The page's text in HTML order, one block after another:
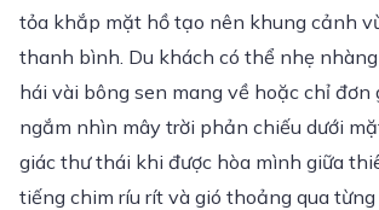
tỏa khắp mặt hồ tạo nên khung cảnh
thanh bình. Du khách có thể nhẹ nhàng
hái vài bông sen mang về hoặc chỉ đơn
ngắm nhìn mây trời phản chiếu dưới
giác thư thái khi được hòa mình giữa
tiếng chim ríu rít và gió thoảng qua